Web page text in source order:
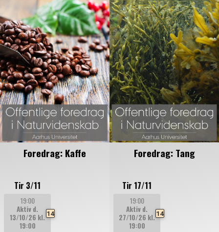
Foredrag: Kaffe
Tir 3/11
19:00
14
Aktiv d.
13/10/26 kl.
19:00
Foredrag: Tang
Tir 17/11
19:00
14
Aktiv d.
27/10/26 kl.
19:00